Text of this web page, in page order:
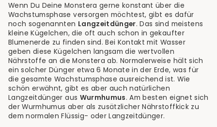
Wenn Du Deine Monstera gerne konstant über die
Wachstumsphase versorgen möchtest, gibt es dafür
noch sogenannten Langzeitdünger. Das sind meistens
kleine Kügelchen, die oft auch schon in gekaufter
Blumenerde zu finden sind. Bei Kontakt mit Wasser
geben diese Kügelchen langsam die wertvollen
Nährstoffe an die Monstera ab. Normalerweise hält sich
ein solcher Dünger etwa 6 Monate in der Erde, was für
die gesamte Wachstumsphase ausreichend ist. Wie
schön erwähnt, gibt es aber auch natürlichen
Langzeitdünger aus Wurmhumus. Am besten eignet sich
der Wurmhumus aber als zusätzlicher Nährstoffkick zu
dem normalen Flüssig- oder Langzeitdünger.